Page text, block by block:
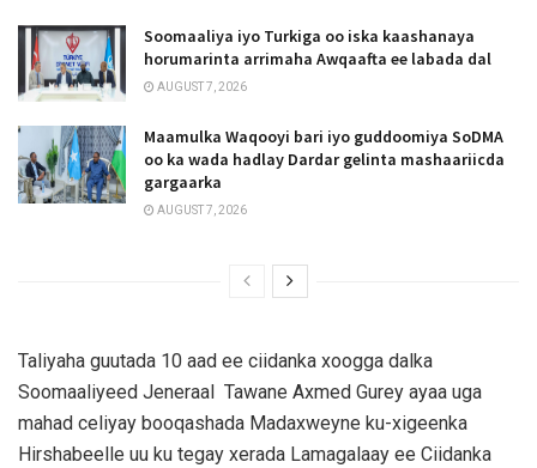
Soomaaliya iyo Turkiga oo iska kaashanaya
horumarinta arrimaha Awqaafta ee labada dal
AUGUST 7, 2026
Maamulka Waqooyi bari iyo guddoomiya SoDMA
oo ka wada hadlay Dardar gelinta mashaariicda
gargaarka
AUGUST 7, 2026
Taliyaha guutada 10 aad ee ciidanka xoogga dalka
Soomaaliyeed Jeneraal Tawane Axmed Gurey ayaa uga
mahad celiyay booqashada Madaxweyne ku-xigeenka
Hirshabeelle uu ku tegay xerada Lamagalaay ee Ciidanka